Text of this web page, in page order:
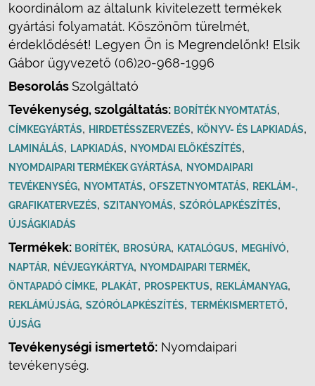
koordinálom az általunk kivitelezett termékek
gyártási folyamatát. Köszönöm türelmét,
érdeklődését! Legyen Ön is Megrendelőnk! Elsik
Gábor ügyvezető (06)20-968-1996
BesorolásSzolgáltató
Tevékenység, szolgáltatás: BORÍTÉK NYOMTATÁS,
CÍMKEGYÁRTÁS, HIRDETÉSSZERVEZÉS, KÖNYV- ÉS LAPKIADÁS,
LAMINÁLÁS, LAPKIADÁS, NYOMDAI ELŐKÉSZÍTÉS,
NYOMDAIPARI TERMÉKEK GYÁRTÁSA, NYOMDAIPARI
TEVÉKENYSÉG, NYOMTATÁS, OFSZETNYOMTATÁS, REKLÁM-,
GRAFIKATERVEZÉS, SZITANYOMÁS, SZÓRÓLAPKÉSZÍTÉS,
ÚJSÁGKIADÁS
Termékek: BORÍTÉK, BROSÚRA, KATALÓGUS, MEGHÍVÓ,
NAPTÁR, NÉVJEGYKÁRTYA, NYOMDAIPARI TERMÉK,
ÖNTAPADÓ CÍMKE, PLAKÁT, PROSPEKTUS, REKLÁMANYAG,
REKLÁMÚJSÁG, SZÓRÓLAPKÉSZÍTÉS, TERMÉKISMERTETŐ,
ÚJSÁG
Tevékenységi ismertető: Nyomdaipari
tevékenység.